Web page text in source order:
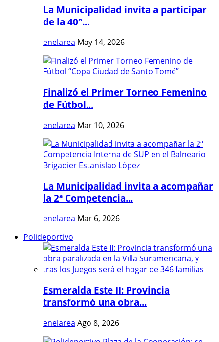
La Municipalidad invita a participar
de la 40°...
enelarea May 14, 2026
Finalizó el Primer Torneo Femenino
de Fútbol...
enelarea Mar 10, 2026
La Municipalidad invita a acompañar
la 2ª Competencia...
enelarea Mar 6, 2026
Polideportivo
Esmeralda Este II: Provincia
transformó una obra...
enelarea Ago 8, 2026